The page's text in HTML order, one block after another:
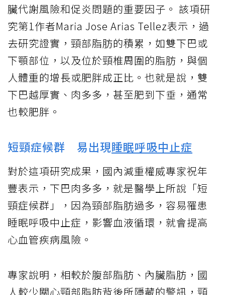
臟代謝風險和促炎問題的重要因子。 該項研
究第1作者Maria Jose Arias Tellez表示，過
去研究證實，頸部脂肪的積累，如雙下巴或
下顎部位，以及位於頸椎周圍的脂肪，與個
人體重的增長或肥胖成正比。也就是說，雙
下巴越厚實、肉多多，甚至肥到下垂，通常
也較肥胖。
短頸症候群 易出現睡眠呼吸中止症
對於這項研究成果，國內減重權威專家祝年
豐表示，下巴肉多多，就是醫學上所說「短
頸症候群」，因為頸部脂肪過多，容易罹患
睡眠呼吸中止症，影響血液循環，就會提高
心血管疾病風險。
專家說明，相較於腹部脂肪、內臟脂肪，國
人較少關心頸部脂肪背後所隱藏的警訊，頸